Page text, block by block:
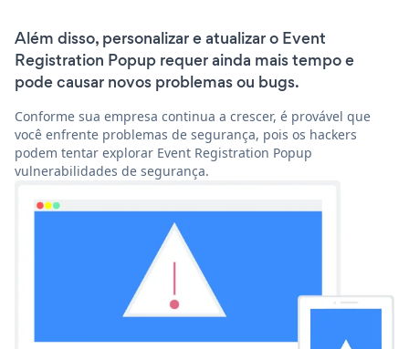
Além disso, personalizar e atualizar o Event
Registration Popup requer ainda mais tempo e
pode causar novos problemas ou bugs.
Conforme sua empresa continua a crescer, é provável que
você enfrente problemas de segurança, pois os hackers
podem tentar explorar Event Registration Popup
vulnerabilidades de segurança.